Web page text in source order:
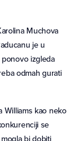
Muchova
je u
izgleda
odmah gurati
Williams kao neko
se